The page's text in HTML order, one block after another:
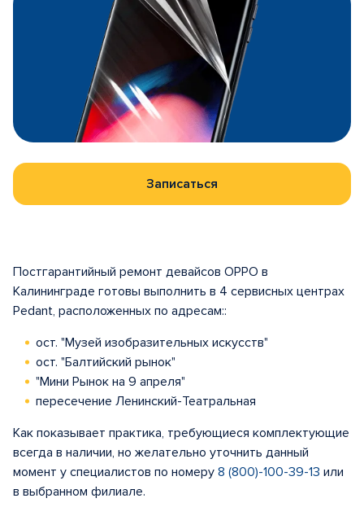
Записаться
Постгарантийный ремонт девайсов OPPO в
Калининграде готовы выполнить в 4 сервисных центрах
Pedant, расположенных по адресам::
ост. "Музей изобразительных искусств"
ост. "Балтийский рынок"
"Мини Рынок на 9 апреля"
пересечение Ленинский-Театральная
Как показывает практика, требующиеся комплектующие
всегда в наличии, но желательно уточнить данный
момент у специалистов по номеру 8 (800)-100-39-13 или
в выбранном филиале.